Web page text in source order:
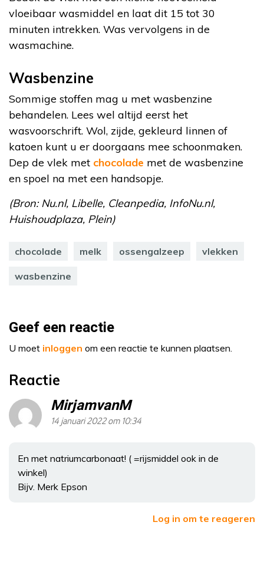
vloeibaar wasmiddel en laat dit 15 tot 30
minuten intrekken. Was vervolgens in de
wasmachine.
Wasbenzine
Sommige stoffen mag u met wasbenzine
behandelen. Lees wel altijd eerst het
wasvoorschrift. Wol, zijde, gekleurd linnen of
katoen kunt u er doorgaans mee schoonmaken.
Dep de vlek met chocolade met de wasbenzine
en spoel na met een handsopje.
(Bron: Nu.nl, Libelle, Cleanpedia, InfoNu.nl,
Huishoudplaza, Plein)
chocolade melk ossengalzeep vlekken
wasbenzine
Geef een reactie
U moet inloggen om een reactie te kunnen plaatsen.
Reactie
MirjamvanM
14 januari 2022 om 10:34
En met natriumcarbonaat! ( =rijsmiddel ook in de
winkel)
Bijv. Merk Epson
Log in om te reageren